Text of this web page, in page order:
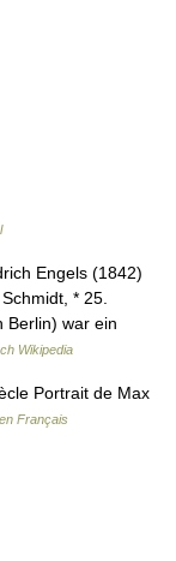
Engels (1842)
* 25.
Berlin) war ein
Wikipedia
Portrait de Max
Français